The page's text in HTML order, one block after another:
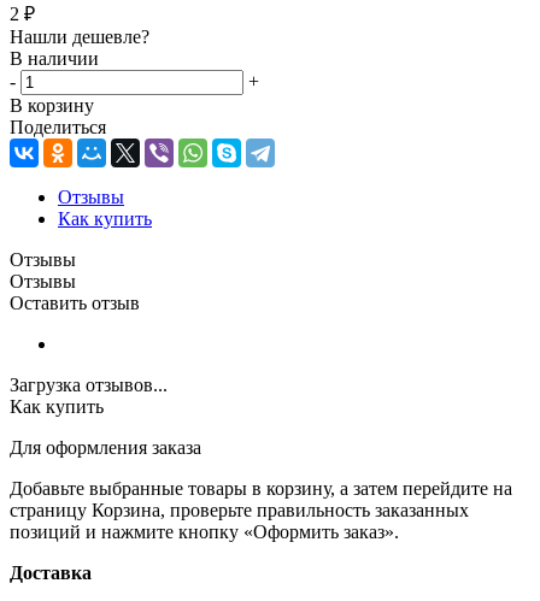
2 ₽
Нашли дешевле?
В наличии
-
+
В корзину
Поделиться
Отзывы
Как купить
Отзывы
Отзывы
Оставить отзыв
Загрузка отзывов...
Как купить
Для оформления заказа
Добавьте выбранные товары в корзину, а затем перейдите на
страницу Корзина, проверьте правильность заказанных
позиций и нажмите кнопку «Оформить заказ».
Доставка